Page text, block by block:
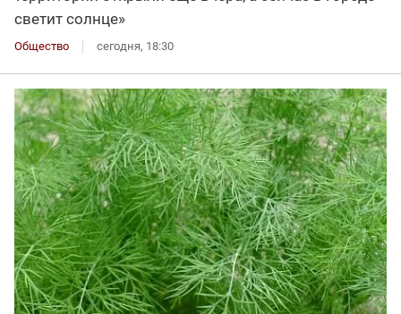
светит солнце»
Общество сегодня, 18:30